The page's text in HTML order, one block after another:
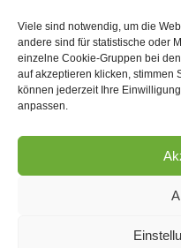
Viele sind notwendig, um die
andere sind für statistische oder
einzelne Cookie-Gruppen bei
auf akzeptieren klicken, stimmen
können jederzeit Ihre
anpassen.
Familie Johannsen
Beitragsnavigation
Ein Dank an liebe Begleiter